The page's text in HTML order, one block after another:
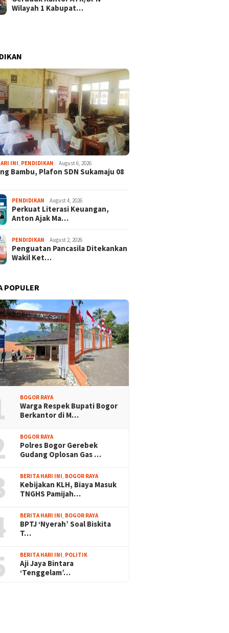
Wilayah 1 Kabupat…
INI PENDIDIKAN August 6, 2026
Bambu, Plafon SDN Sukamaju 08
PENDIDIKAN August 4, 2026
Perkuat Literasi Keuangan,
Anton Ajak Ma…
PENDIDIKAN August 2, 2026
Penguatan Pancasila Ditekankan
Wakil Ket…
POPULER
BOGOR RAYA
Warga Respek Bupati Bogor
Berkantor di M…
BOGOR RAYA
Polres Bogor Gerebek
Gudang Oplosan Gas …
BERITA HARI INI, BOGOR RAYA
Kebijakan KLH, Biaya Masuk
TNGHS Pamijah…
BERITA HARI INI, BOGOR RAYA
BPTJ ‘Nyerah’ Soal Biskita
T…
BERITA HARI INI, POLITIK
Aji Jaya Bintara
‘Tenggelam’…